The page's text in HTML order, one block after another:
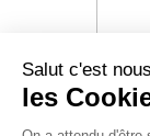
Salut c'est
les